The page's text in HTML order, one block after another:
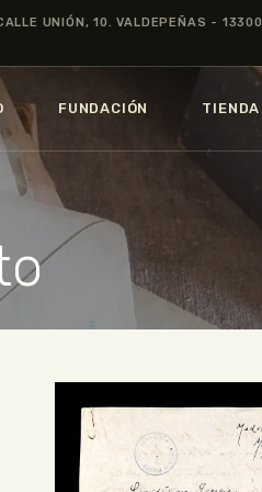
UNIÓN, 10. VALDEPEÑAS - 13300
FUNDACIÓN TIENDA